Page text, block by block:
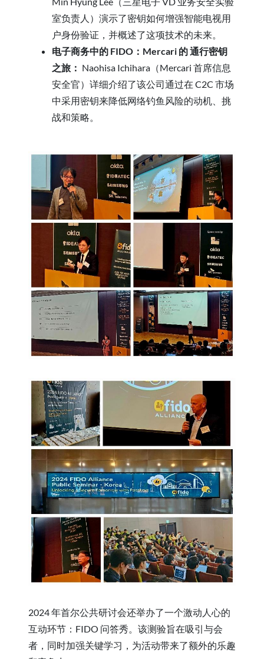
室负责人）演示了密钥如何增强智能电视用
户身份验证，并概述了这项技术的未来。
电子商务中的 FIDO：Mercari 的 通行密钥
之旅： Naohisa Ichihara（Mercari 首席信息
安全官）详细介绍了该公司通过在 C2C 市场
中采用密钥来降低网络钓鱼风险的动机、挑
战和策略。
2024 年首尔公共研讨会还举办了一个激动人心的
互动环节：FIDO 问答秀。该测验旨在吸引与会
者，同时加强关键学习，为活动带来了额外的乐趣